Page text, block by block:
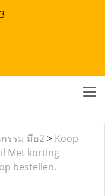
รรม มือ2> Koop
Met korting
bestellen.